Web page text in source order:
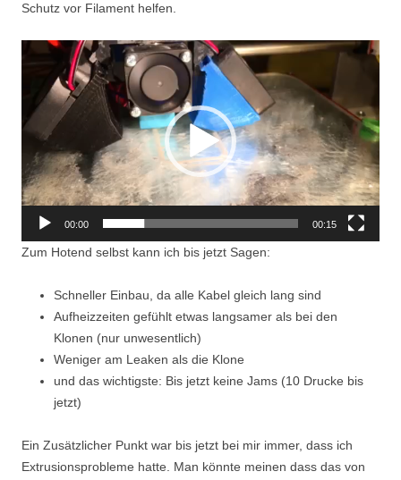
Schutz vor Filament helfen.
Video-
00:00 00:15
Zum Hotend selbst kann ich bis jetzt Sagen:
Schneller Einbau, da alle Kabel gleich lang sind
Aufheizzeiten gefühlt etwas langsamer als bei den
Klonen (nur unwesentlich)
Weniger am Leaken als die Klone
und das wichtigste: Bis jetzt keine Jams (10 Drucke bis
jetzt)
Ein Zusätzlicher Punkt war bis jetzt bei mir immer, dass ich
Extrusionsprobleme hatte. Man könnte meinen dass das von